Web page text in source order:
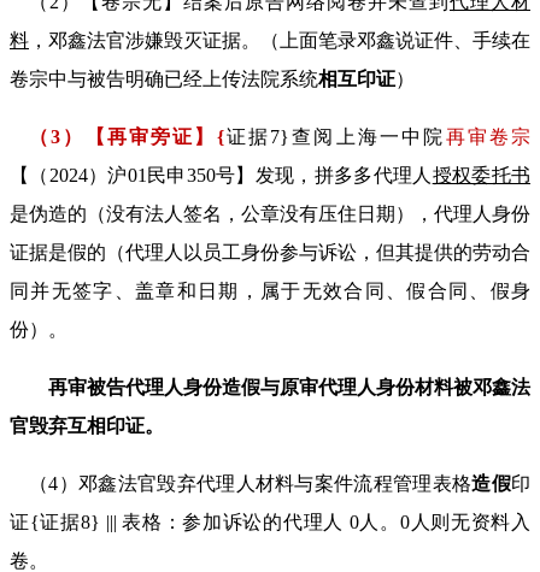
料 ，邓鑫法官涉嫌毁灭证据。（上面笔录邓鑫说证件、手续在
卷宗中与被告明确已经上传法院系统相互印证）
（3 ）【再审旁证】 {证据7}查阅上海一中院 再审卷宗
【（ 2024）沪01 民申350号】 发现，拼多多代理人 授权委托书
是伪造的（没有法人签名，公章没有压住日期），代理人身份
证据是假的（代理人以员工身份参与诉讼，但其提供的劳动合
同并无签字、盖章和日期，属于无效合同、假合同、假身
份）。
再审被告代理人身份造假与原审代理人身份材料被邓鑫法
官毁弃互相印证。
（4）邓鑫法官毁弃代理人材料与案件流程管理表格造假印
证{证据8} |||表格：参加诉讼的代理人 0人。 0人则无资料入
卷。